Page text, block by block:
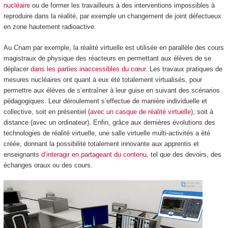
nucléaireou de former les travailleurs à des interventions impossibles à
reproduire dans la réalité, par exemple un changement de joint défectueux
en zone hautement radioactive.
Au Cnam par exemple, la réalité virtuelle est utilisée en parallèle des cours
magistraux de physique des réacteurs en permettant aux élèves de se
déplacer dans les parties inaccessibles du cœur. Les travaux pratiques de
mesures nucléaires ont quant à eux été totalement virtualisés, pour
permettre aux élèves de s’entraîner à leur guise en suivant des scénarios
pédagogiques. Leur déroulement s’effectue de manière individuelle et
collective, soit en présentiel (avec un casque de réalité virtuelle), soit à
distance (avec un ordinateur). Enfin, grâce aux dernières évolutions des
technologies de réalité virtuelle, une salle virtuelle multi-activités a été
créée, donnant la possibilité totalement innovante aux apprentis et
enseignants d’interagir en partageant du contenu, tel que des devoirs, des
échanges oraux ou des cours.